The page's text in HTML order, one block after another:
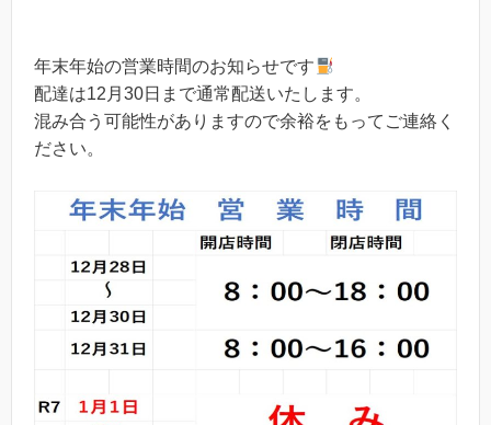
年末年始の営業時間のお知らせです
配達は12月30日まで通常配送いたします。
混み合う可能性がありますので余裕をもってご連絡く
ださい。